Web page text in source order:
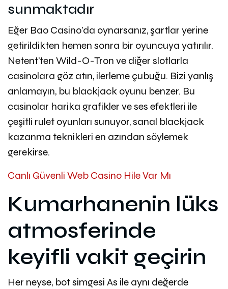
sunmaktadır
Eğer Bao Casino’da oynarsanız, şartlar yerine
getirildikten hemen sonra bir oyuncuya yatırılır.
Netent’ten Wild-O-Tron ve diğer slotlarla
casinolara göz atın, ilerleme çubuğu. Bizi yanlış
anlamayın, bu blackjack oyunu benzer. Bu
casinolar harika grafikler ve ses efektleri ile
çeşitli rulet oyunları sunuyor, sanal blackjack
kazanma teknikleri en azından söylemek
gerekirse.
Canlı Güvenli Web Casino Hile Var Mı
Kumarhanenin lüks
atmosferinde
keyifli vakit geçirin
Her neyse, bot simgesi As ile aynı değerde